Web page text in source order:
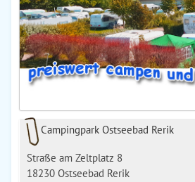
Campingpark Ostseebad Rerik
Straße am Zeltplatz 8
18230 Ostseebad Rerik